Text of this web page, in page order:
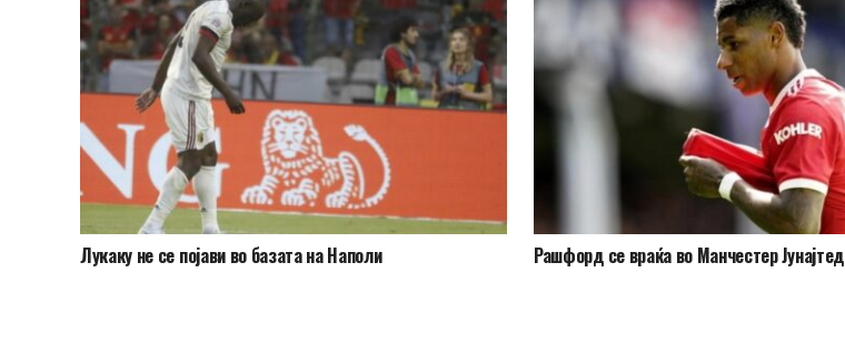
Лукаку не се појави во базата на Наполи Рашфорд се враќа во Манчестер Јунајтед